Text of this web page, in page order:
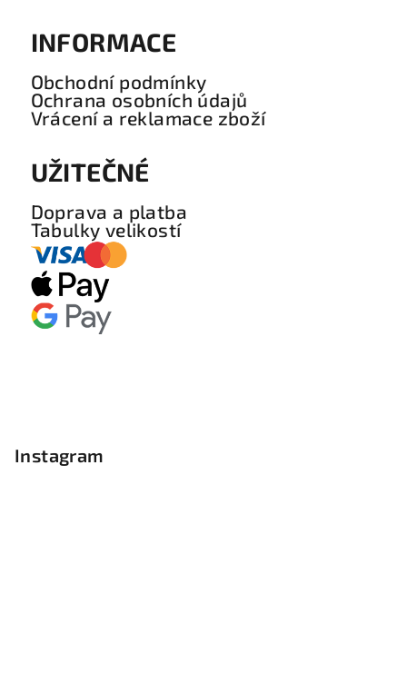
INFORMACE
Obchodní podmínky
Ochrana osobních údajů
Vrácení a reklamace zboží
UŽITEČNÉ
Doprava a platba
Tabulky velikostí
Instagram